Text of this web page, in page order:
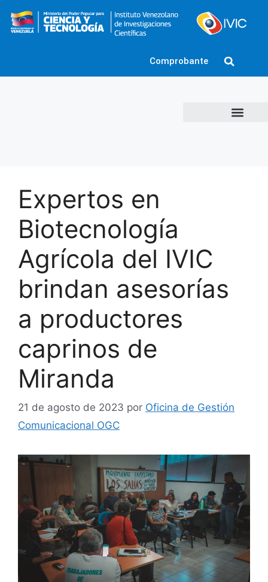
Comprobante
Expertos en
Biotecnología
Agrícola del IVIC
brindan asesorías
a productores
caprinos de
Miranda
21 de agosto de 2023 por Oficina de Gestión
Comunicacional OGC